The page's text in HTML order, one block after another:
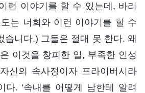
런 이야기를 할 수 있는데, 바리
는 너희와 이런 이야기를 할 수
습니다.) 그들은 절대 못 한다. 왜
이것을 창피한 일, 부족한 인성
신의 속사정이자 프라이버시라
다. ‘속내를 어떻게 남한테 알려